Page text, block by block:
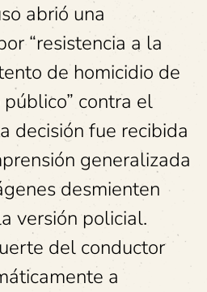
abrió una
“resistencia a la
de homicidio de
contra el
decisión fue recibida
generalizada
desmienten
versión policial.
del conductor
a